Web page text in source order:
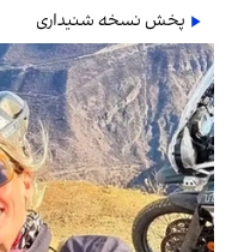
پخش نسخه شنیداری